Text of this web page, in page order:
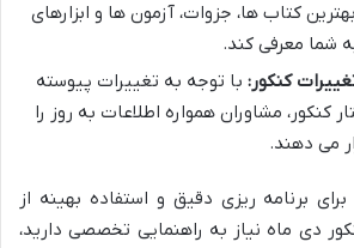
کتاب ها، جزوات، آزمون ها و ابزارهای
شما معرفی کند.
کنکور: با توجه به تغییرات پیوسته
کنکور، مشاوران همواره اطلاعات به روز را
می دهند.
برنامه ریزی دقیق و استفاده بهینه از
دی ماه نیاز به راهنمایی تخصصی دارید،